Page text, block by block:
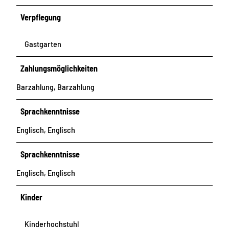
Verpflegung
Gastgarten
Zahlungsmöglichkeiten
Barzahlung, Barzahlung
Sprachkenntnisse
Englisch, Englisch
Sprachkenntnisse
Englisch, Englisch
Kinder
Kinderhochstuhl